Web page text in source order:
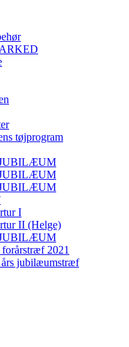
tøjprogram
JUBILÆUM
JUBILÆUM
JUBILÆUM
I
II (Helge)
JUBILÆUM
2021
jubilæumstræf